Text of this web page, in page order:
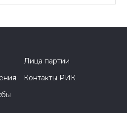
Лица партии
Контакты РИК